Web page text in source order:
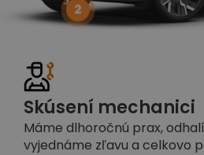
Skúsení mechanici
Máme dlhoročnú prax,
vyjednáme zľavu a celkovo
2